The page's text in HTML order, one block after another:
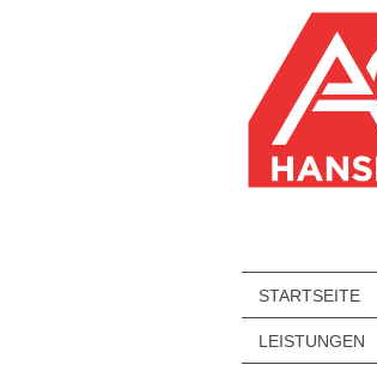
STARTSEITE
LEISTUNGEN